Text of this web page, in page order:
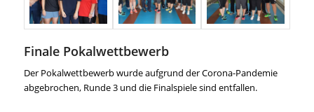
Finale Pokalwettbewerb
Der Pokalwettbewerb wurde aufgrund der Corona-Pandemie
abgebrochen, Runde 3 und die Finalspiele sind entfallen.